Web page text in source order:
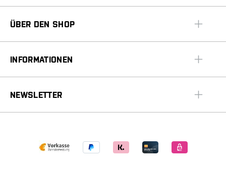
ÜBER DEN SHOP
INFORMATIONEN
NEWSLETTER